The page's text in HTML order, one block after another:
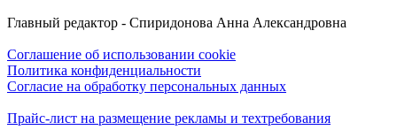
Главный редактор - Спиридонова Анна Александровна
Соглашение об использовании cookie
Политика конфиденциальности
Согласие на обработку персональных данных
Прайс-лист на размещение рекламы и техтребования